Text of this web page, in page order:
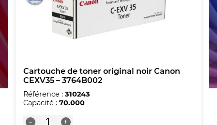
Cartouche de toner original noir Canon
CEXV35 – 3764B002
Référence : 310243
Capacité : 70.000
-
quantité
+